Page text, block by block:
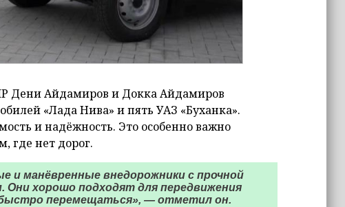
Дени Айдамиров и Докка Айдамиров
«Лада Нива» и пять УАЗ «Буханка».
и надёжность. Это особенно важно
где нет дорог.
и манёвренные внедорожники с прочной
Они хорошо подходят для передвижения
перемещаться», — отметил он.